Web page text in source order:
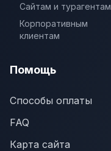
Сайтам и турагентам
Корпоративным
клиентам
Помощь
Способы оплаты
FAQ
Карта сайта